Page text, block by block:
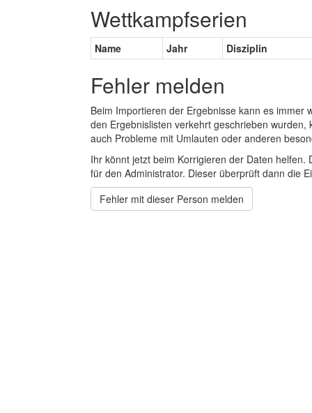
Wettkampfserien
Name Jahr Disziplin
Fehler melden
Beim Importieren der Ergebnisse kann es
den Ergebnislisten verkehrt geschrieben
auch Probleme mit Umlauten oder anderen
Ihr könnt jetzt beim Korrigieren der Daten
für den Administrator. Dieser überprüft dann die
Fehler mit dieser Person melden